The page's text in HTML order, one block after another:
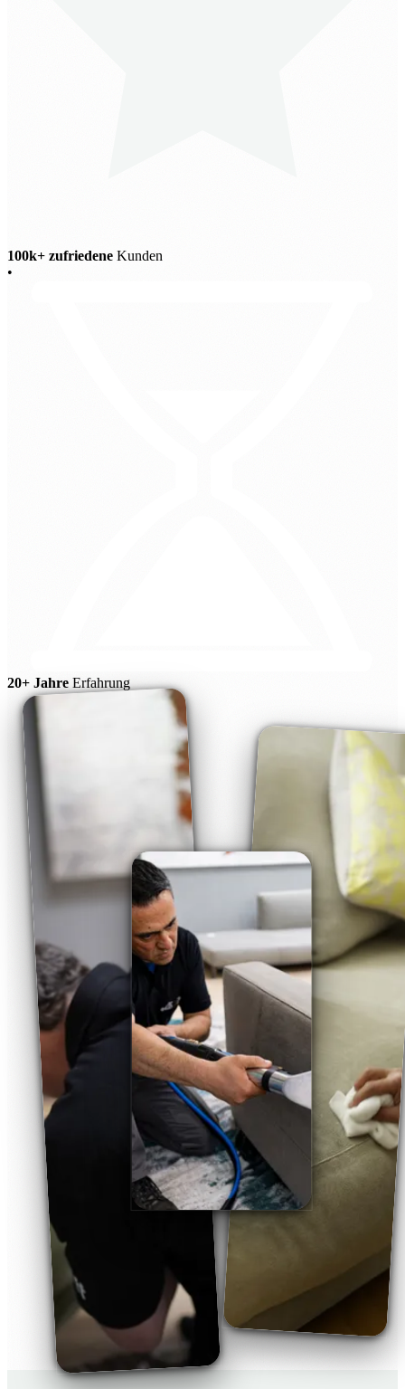
100k+ zufriedene Kunden
•
20+ Jahre Erfahrung